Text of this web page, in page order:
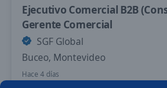
Ejecutivo Comercial B2B
Gerente Comercial
SGF Global
Buceo, Montevideo
Hace 4 días